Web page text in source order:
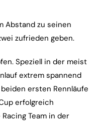
Abstand zu seinen
zufrieden geben.
Speziell in der meist
extrem spannend
ersten Rennläufe
erfolgreich
Team in der